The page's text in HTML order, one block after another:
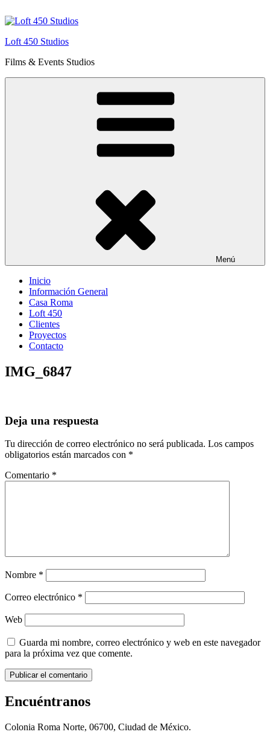
al
Loft 450 Studios
Films & Events Studios
Menú
Inicio
Información General
Casa Roma
Loft 450
Clientes
Proyectos
Contacto
IMG_6847
Deja una respuesta
Tu dirección de correo electrónico no será publicada. Los campos
obligatorios están marcados con *
Comentario *
Nombre *
Correo electrónico *
Web
Guarda mi nombre, correo electrónico y web en este navegador
para la próxima vez que comente.
Encuéntranos
Colonia Roma Norte, 06700, Ciudad de México.